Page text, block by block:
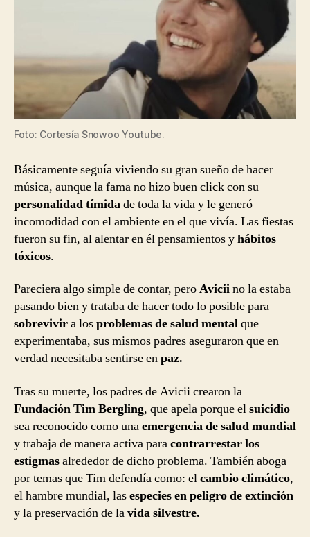
Foto: Cortesía Snowoo Youtube.
Básicamente seguía viviendo su gran sueño de hacer
música, aunque la fama no hizo buen click con su
personalidad tímidade toda la vida y le generó
incomodidad con el ambiente en el que vivía. Las fiestas
fueron su fin, al alentar en él pensamientos yhábitos
tóxicos.
Pareciera algo simple de contar, peroAviciino la estaba
pasando bien y trataba de hacer todo lo posible para
sobrevivira losproblemas de salud mentalque
experimentaba, sus mismos padres aseguraron que en
verdad necesitaba sentirse enpaz.
Tras su muerte, los padres de Avicii crearon la
Fundación Tim Bergling, que apela porque elsuicidio
sea reconocido como unaemergencia de salud mundial
y trabaja de manera activa paracontrarrestar los
estigmasalrededor de dicho problema. También aboga
por temas que Tim defendía como: elcambio climático,
el hambre mundial, lasespecies en peligro de extinción
y la preservación de lavida silvestre.